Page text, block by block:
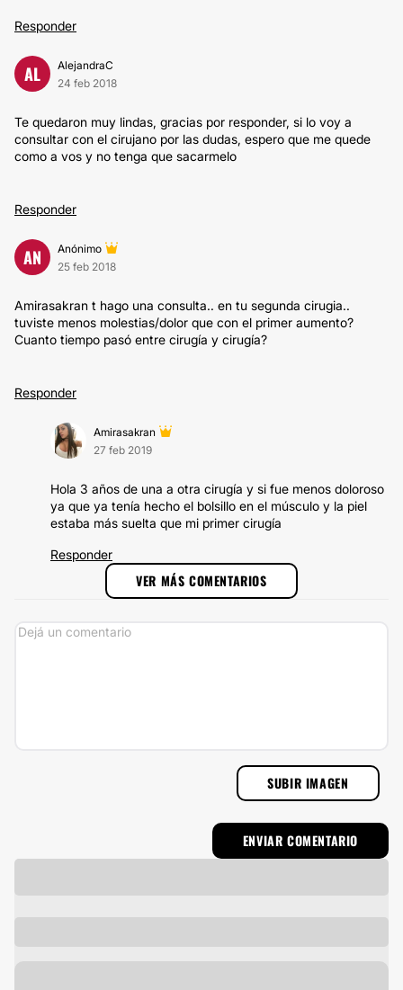
Responder
AL
AlejandraC
24 feb 2018
Te quedaron muy lindas, gracias por responder, si lo voy a
consultar con el cirujano por las dudas, espero que me quede
como a vos y no tenga que sacarmelo
Responder
AN
Anónimo
25 feb 2018
Amirasakran t hago una consulta.. en tu segunda cirugia..
tuviste menos molestias/dolor que con el primer aumento?
Cuanto tiempo pasó entre cirugía y cirugía?
Responder
Amirasakran
27 feb 2019
Hola 3 años de una a otra cirugía y si fue menos doloroso
ya que ya tenía hecho el bolsillo en el músculo y la piel
estaba más suelta que mi primer cirugía
Responder
VER MÁS COMENTARIOS
SUBIR IMAGEN